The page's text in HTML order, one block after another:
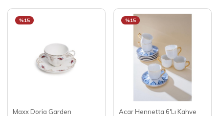
Maxx Doria Garden
%15
Acar Henrıetta 6'Lı Kahve
%15